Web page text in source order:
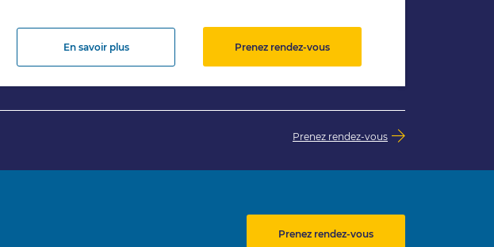
En savoir plus Prenez rendez-vous
Prenez rendez-vous
Prenez rendez-vous